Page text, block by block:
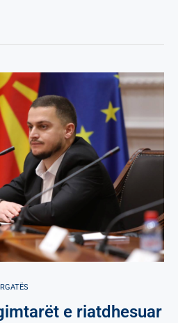
e riatdhesuar